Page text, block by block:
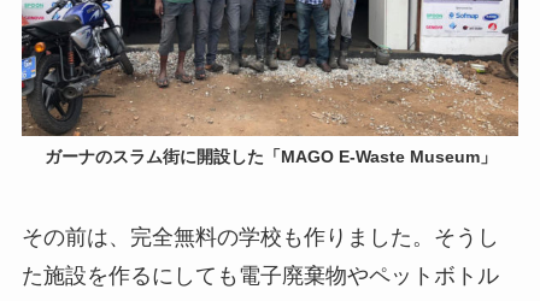
ガーナのスラム街に開設した「MAGO E-Waste Museum」
その前は、完全無料の学校も作りました。そうし
た施設を作るにしても電子廃棄物やペットボトル